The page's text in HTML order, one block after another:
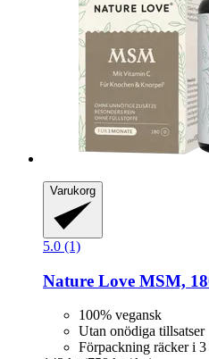
Varukorg
5.0 (1)
Nature Love MSM,
100% vegansk
Utan onödiga tillsatser
Förpackning räcker i 3